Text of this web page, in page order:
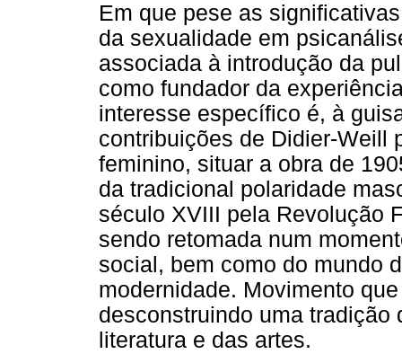
Em que pese as
da sexualidade em
associada à introdução da
como fundador da
interesse específico é, à
contribuições de Didier-Weill
feminino, situar a obra de
da tradicional polaridade
século XVIII pela Revolução
sendo retomada num
social, bem como do mundo
modernidade. Movimento
desconstruindo uma
literatura e das artes.